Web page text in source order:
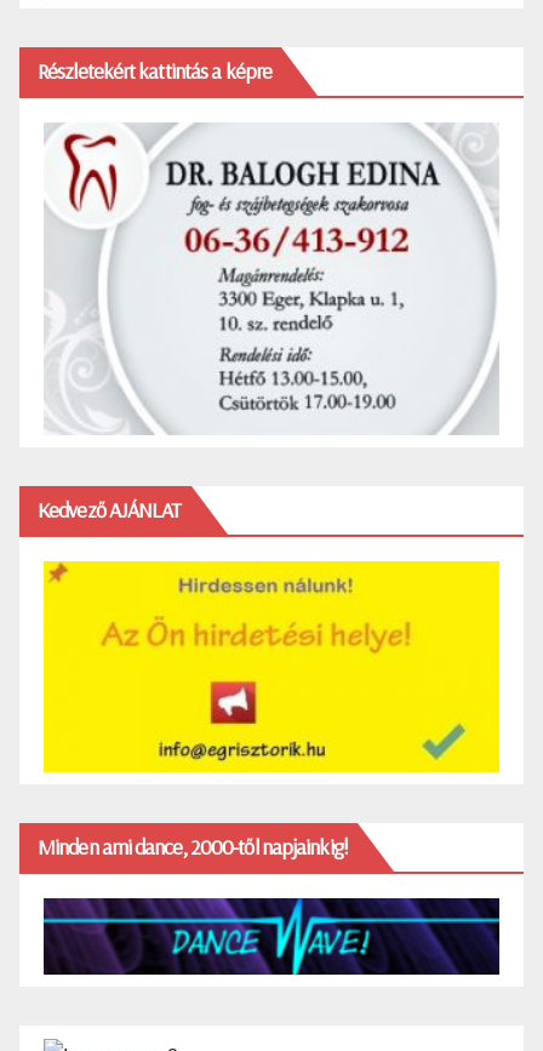
Részletekért kattintás a képre
Kedvező AJÁNLAT
Minden ami dance, 2000-től napjainkig!